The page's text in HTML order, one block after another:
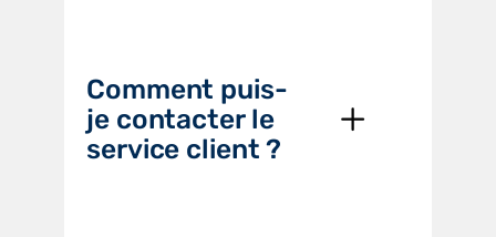
Comment puis-
je contacter le
service client ?